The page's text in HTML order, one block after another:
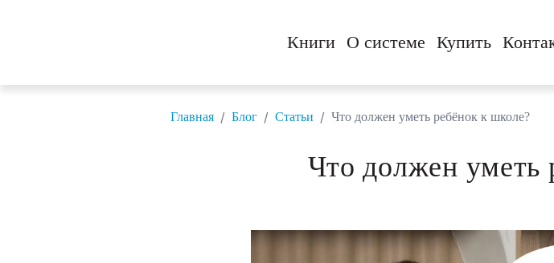
Книги О системе Купить
Главная / Блог / Статьи / Что должен уметь ребёнок к школе?
Что должен уметь